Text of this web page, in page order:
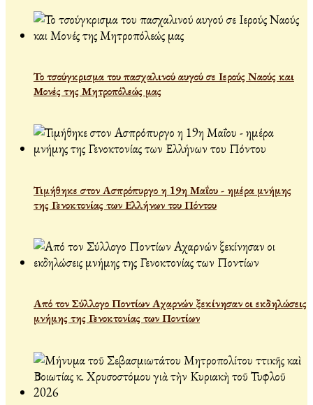
Το τσούγκρισμα του πασχαλινού αυγού σε Ιερούς Ναούς και
Μονές της Μητροπόλεώς μας
Τιμήθηκε στον Ασπρόπυργο η 19η Μαΐου - ημέρα μνήμης
της Γενοκτονίας των Ελλήνων του Πόντου
Από τον Σύλλογο Ποντίων Αχαρνών ξεκίνησαν οι εκδηλώσεις
μνήμης της Γενοκτονίας των Ποντίων